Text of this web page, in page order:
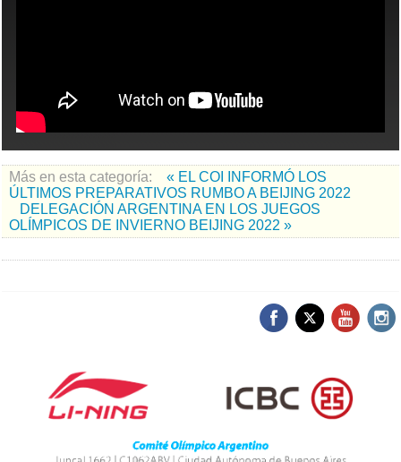
Más en esta categoría:
« EL COI INFORMÓ LOS
ÚLTIMOS PREPARATIVOS RUMBO A BEIJING 2022
DELEGACIÓN ARGENTINA EN LOS JUEGOS
OLÍMPICOS DE INVIERNO BEIJING 2022 »